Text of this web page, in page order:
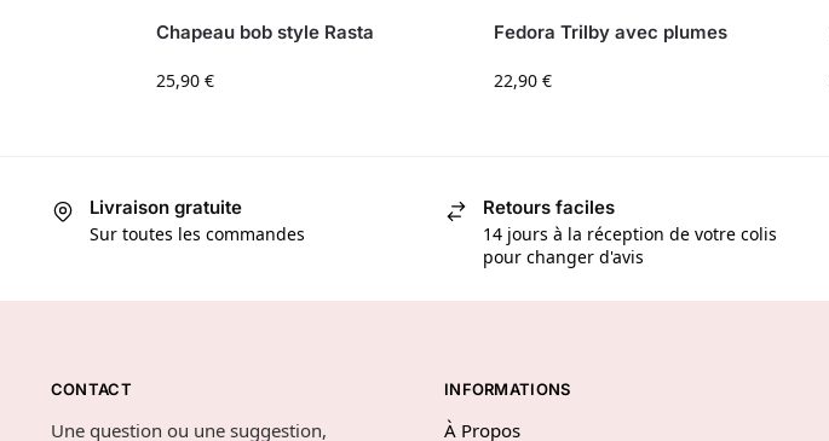
Chapeau bob style Rasta
25,90 €
Fedora Trilby avec plumes
22,90 €
Livraison gratuite
Sur toutes les commandes
Retours faciles
14 jours à la réception de votre colis
pour changer d'avis
CONTACT
Une question ou une suggestion,
INFORMATIONS
À Propos